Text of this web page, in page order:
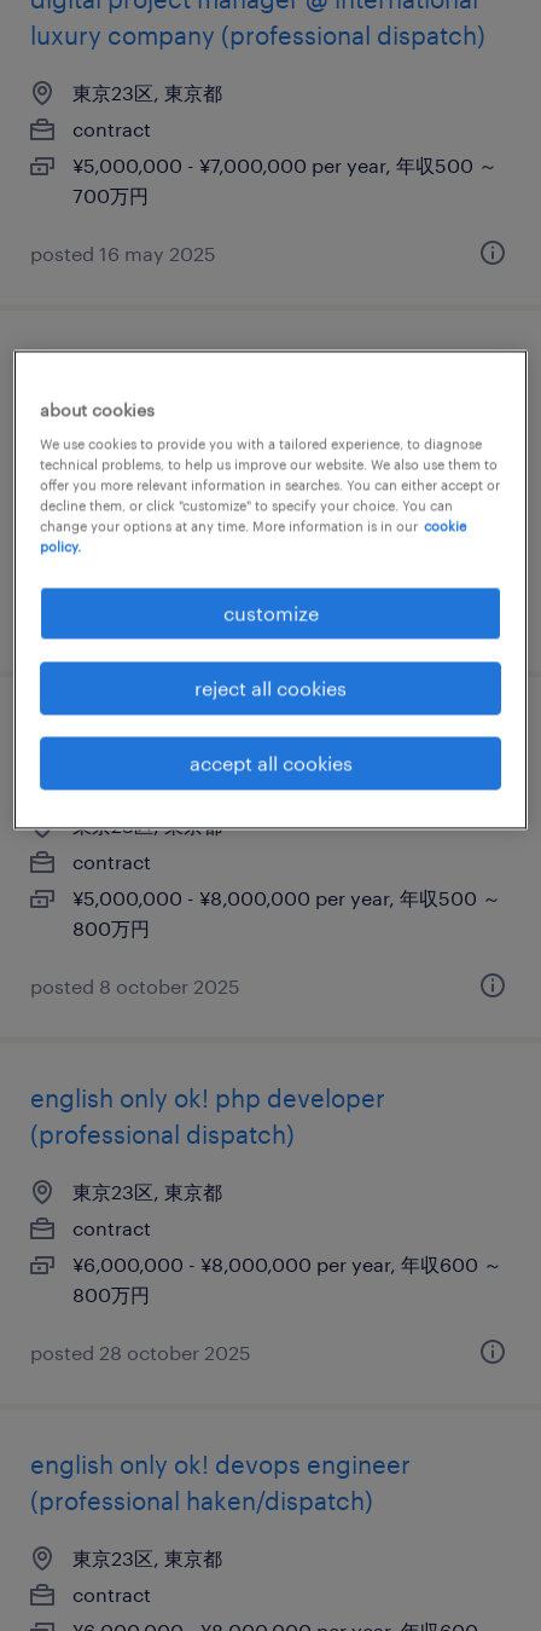
luxury company (professional dispatch)
東京23区, 東京都
contract
¥5,000,000 - ¥7,000,000 per year, 年収500 ～
700万円
posted 16 may 2025
(professional haken/dispatch)
東京23区, 東京都
contract
¥6,000,000 - ¥8,500,000 per year, 年収600 ～
850万円
posted 14 september 2025
incident manager @ global luxury
company (professional haken)
東京23区, 東京都
contract
¥5,000,000 - ¥8,000,000 per year, 年収500 ～
800万円
posted 8 october 2025
english only ok! php developer
(professional dispatch)
東京23区, 東京都
contract
¥6,000,000 - ¥8,000,000 per year, 年収600 ～
800万円
posted 28 october 2025
english only ok! devops engineer
(professional haken/dispatch)
東京23区, 東京都
contract
about cookies
We use cookies to provide you with a tailored experience, to diagnose
technical problems, to help us improve our website. We also use them to
offer you more relevant information in searches. You can either accept or
decline them, or click "customize" to specify your choice. You can
change your options at any time. More information is in our cookie
policy.
customize
reject all cookies
accept all cookies